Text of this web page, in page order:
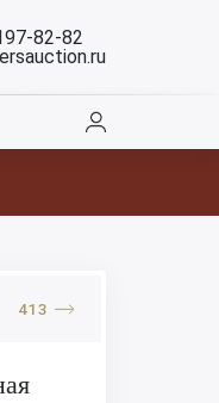
82-82
413